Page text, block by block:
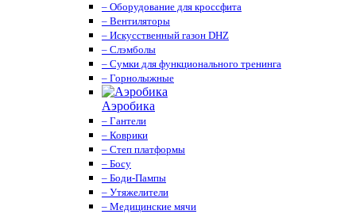
– Оборудование для кроссфита
– Вентиляторы
– Искусственный газон DHZ
– Слэмболы
– Сумки для функционального тренинга
– Горнолыжные
Аэробика
– Гантели
– Коврики
– Степ платформы
– Босу
– Боди-Пампы
– Утяжелители
– Медицинские мячи